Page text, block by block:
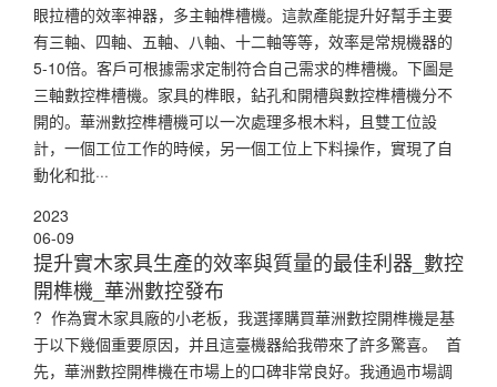
眼拉槽的效率神器，多主軸榫槽機。這款產能提升好幫手主要
有三軸、四軸、五軸、八軸、十二軸等等，效率是常規機器的
5-10倍。客戶可根據需求定制符合自己需求的榫槽機。下圖是
三軸數控榫槽機。家具的榫眼，鉆孔和開槽與數控榫槽機分不
開的。華洲數控榫槽機可以一次處理多根木料，且雙工位設
計，一個工位工作的時候，另一個工位上下料操作，實現了自
動化和批···
2023
06-09
提升實木家具生產的效率與質量的最佳利器_數控
開榫機_華洲數控發布
? 作為實木家具廠的小老板，我選擇購買華洲數控開榫機是基
于以下幾個重要原因，并且這臺機器給我帶來了許多驚喜。 首
先，華洲數控開榫機在市場上的口碑非常良好。我通過市場調